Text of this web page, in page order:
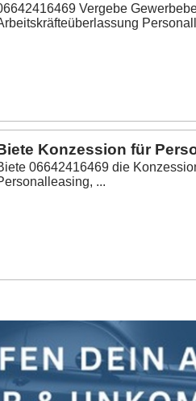
Vergebe
Konzession für
06642416469 die
...